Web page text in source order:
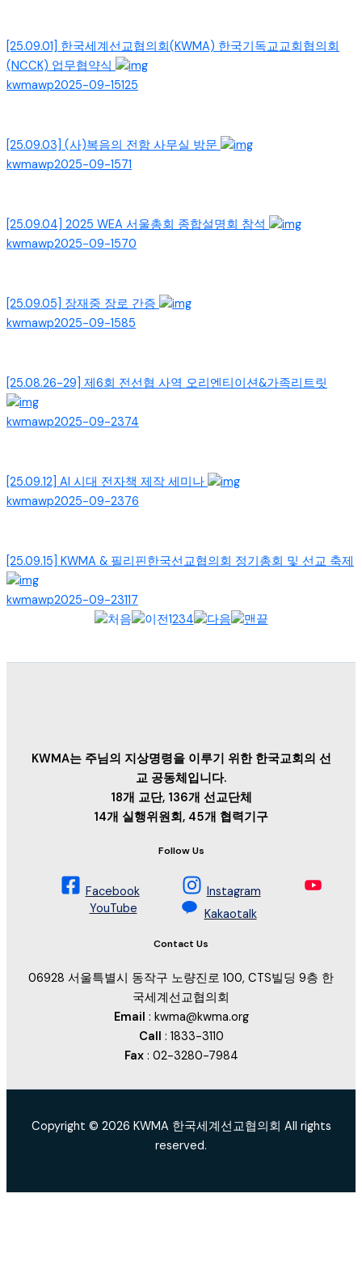
[25.09.01] 한국세계선교협의회(KWMA) 한국기독교교회협의회
(NCCK) 업무협약식
kwmawp2025-09-15125
[25.09.03] (사)복음의 전함 사무실 방문
kwmawp2025-09-1571
[25.09.04] 2025 WEA 서울총회 종합설명회 참석
kwmawp2025-09-1570
[25.09.05] 장재중 장로 간증
kwmawp2025-09-1585
[25.08.26-29] 제6회 전선협 사역 오리엔티이션&가족리트릿
kwmawp2025-09-2374
[25.09.12] AI 시대 전자책 제작 세미나
kwmawp2025-09-2376
[25.09.15] KWMA & 필리핀한국선교협의회 정기총회 및 선교 축제
kwmawp2025-09-23117
1234
KWMA는 주님의 지상명령을 이루기 위한 한국교회의 선
교 공동체입니다.
18개 교단, 136개 선교단체
14개 실행위원회, 45개 협력기구
Follow Us
Facebook
Instagram
YouTube
Kakaotalk
Contact Us
06928 서울특별시 동작구 노량진로 100, CTS빌딩 9층 한
국세계선교협의회
Email : kwma@kwma.org
Call : 1833-3110
Fax : 02-3280-7984
Copyright © 2026 KWMA 한국세계선교협의회 All rights
reserved.